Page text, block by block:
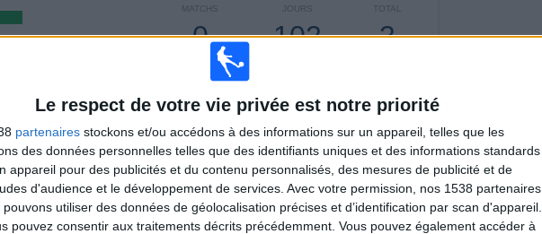
Le respect de votre vie privée est notre priorité
partenaires stockons et/ou accédons à des informations sur un appareil, telles que les
des données personnelles telles que des identifiants uniques et des informations standards
appareil pour des publicités et du contenu personnalisés, des mesures de publicité et de
d'audience et le développement de services. Avec votre permission, nos 1538 partenaires
utiliser des données de géolocalisation précises et d’identification par scan d'appareil.
pouvez consentir aux traitements décrits précédemment. Vous pouvez également accéder à
TOTAL
3
JOURS
102
MATCHS
0
CONSECUTIFS
TOTAL
13
ADVERSAIRES
MAXIMUM
15
VS Ballymena
TOTAL
1
COMPÉTITIONS